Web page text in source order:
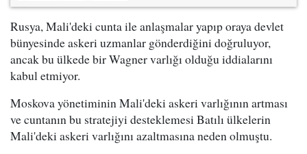
Rusya, Mali'deki cunta ile anlaşmalar yapıp oraya devlet
bünyesinde askeri uzmanlar gönderdiğini doğruluyor,
ancak bu ülkede bir Wagner varlığı olduğu iddialarını
kabul etmiyor.
Moskova yönetiminin Mali'deki askeri varlığının artması
ve cuntanın bu stratejiyi desteklemesi Batılı ülkelerin
Mali'deki askeri varlığını azaltmasına neden olmuştu.